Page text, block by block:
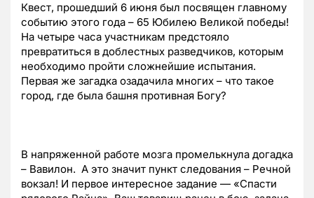
Квест, прошедший 6 июня был посвящен главному
событию этого года – 65 Юбилею Великой победы!
На четыре часа участникам предстояло
превратиться в доблестных разведчиков, которым
необходимо пройти сложнейшие испытания.
Первая же загадка озадачила многих – что такое
город, где была башня противная Богу?
В напряженной работе мозга промелькнула догадка
– Вавилон. А это значит пункт следования – Речной
вокзал! И первое интересное задание — «Спасти